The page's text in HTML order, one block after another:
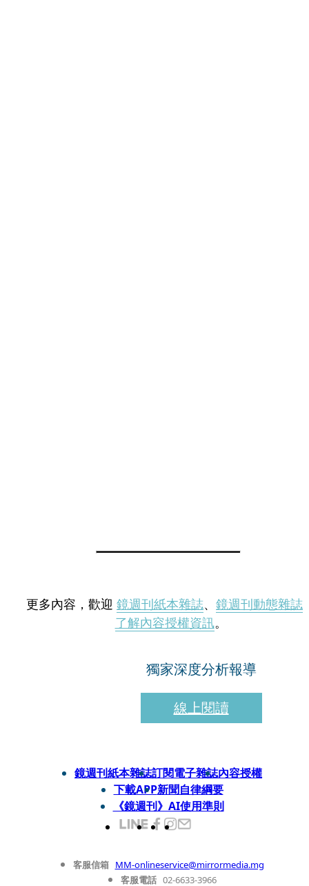
更多內容，歡迎 鏡週刊紙本雜誌、 鏡週刊動態雜誌
了解內容授權資訊。
獨家深度分析報導
線上閱讀
鏡週刊紙本雜誌訂閱電子雜誌內容授權
下載APP新聞自律綱要
《鏡週刊》AI使用準則
客服信箱 MM-onlineservice@mirrormedia.mg
客服電話 02-6633-3966